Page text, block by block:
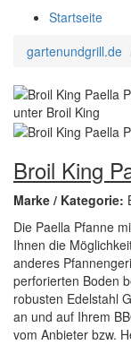
Startseite
gartenundgrill.de
Broil King
Marke / Kategorie:
Die Paella Pfanne
Ihnen die
anderes
perforierten Boden
robusten Edelstahl
an und auf Ihrem
vom Anbieter bzw.